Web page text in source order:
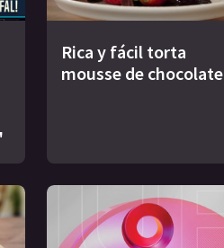
Rica y fácil torta
mousse de chocolate